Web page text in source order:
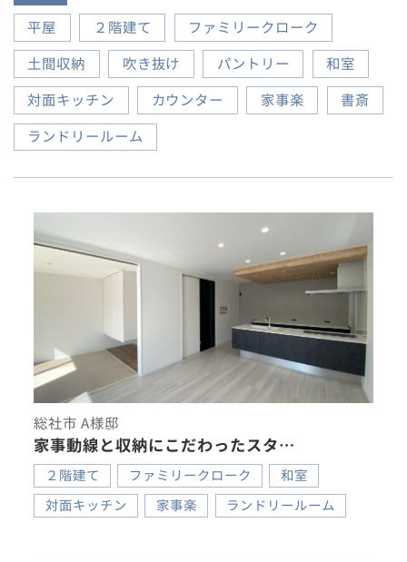
平屋 ２階建て ファミリークローク
土間収納 吹き抜け パントリー 和室
対面キッチン カウンター 家事楽 書斎
ランドリールーム
総社市 A様邸
家事動線と収納にこだわったスタ…
２階建て ファミリークローク
和室
対面キッチン
家事楽 ランドリールーム